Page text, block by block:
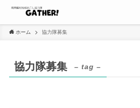
ホーム 協力隊募集
協力隊募集 – tag –